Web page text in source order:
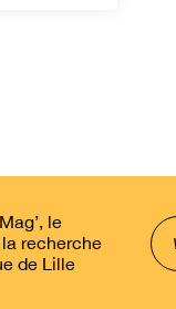
le
recherche
de Lille